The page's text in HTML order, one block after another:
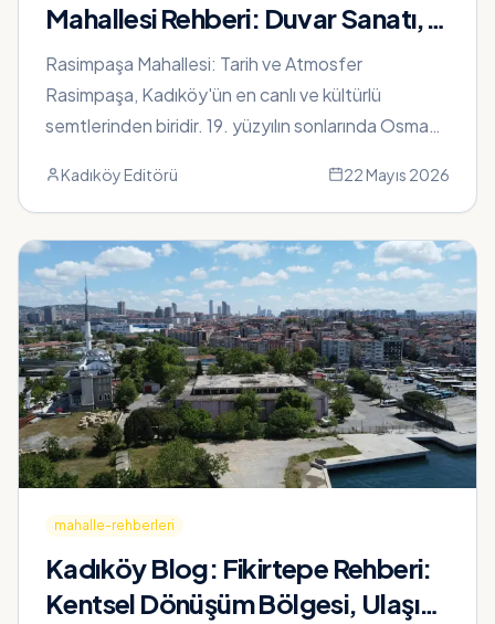
Mahallesi Rehberi: Duvar Sanatı,
Alternatif Kültür ve Yeldeğirmeni
Rasimpaşa Mahallesi: Tarih ve Atmosfer
Rasimpaşa, Kadıköy'ün en canlı ve kültürlü
semtlerinden biridir. 19. yüzyılın sonlarında Osmanlı
Kadıköy Editörü 22 Mayıs 2026
mahalle-rehberleri
Kadıköy Blog: Fikirtepe Rehberi:
Kentsel Dönüşüm Bölgesi, Ulaşım